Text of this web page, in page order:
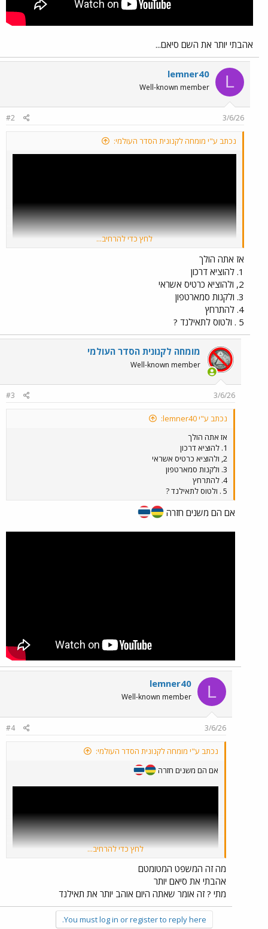
אהבתי יותר את השם סיאם...
L
lemner40
Well-known member
3/6/26
#2
נכתב ע"י מומחה לקנונית הסדר העולמי:
אהבתי יותר את השם סיאם...
לחץ כדי להרחיב...
אז אתה הולך
1. להוציא דרכון
2, ולהוציא כרטיס אשראי
3. ולקנות סמארטפון
4. להתרחץ
5 . ולטוס לתאילנד ?
מומחה לקנונית הסדר העולמי
Well-known member
3/6/26
#3
נכתב ע"י lemner40:
אז אתה הולך
1. להוציא דרכון
2, ולהוציא כרטיס אשראי
3. ולקנות סמארטפון
4. להתרחץ
5 . ולטוס לתאילנד ?
אם הם משנים חזרה
L
lemner40
Well-known member
3/6/26
#4
נכתב ע"י מומחה לקנונית הסדר העולמי:
אם הם משנים חזרה
לחץ כדי להרחיב...
מה זה המשפט המטומטם
אהבתי את סיאם יותר
מתי ? זה אומר שאתה היום אוהב יותר את תאילנד
You must log in or register to reply here.